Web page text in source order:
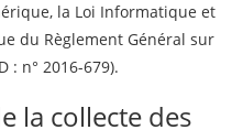
la Loi Informatique et
du Règlement Général sur
: n° 2016-679).
la collecte des